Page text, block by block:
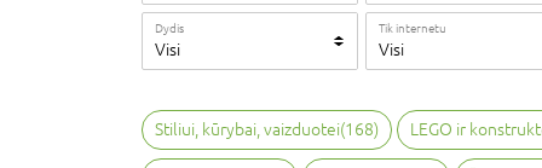
Dydis
Visi
Tik internetu
Visi
Stiliui, kūrybai, vaizduotei(168) LEGO ir